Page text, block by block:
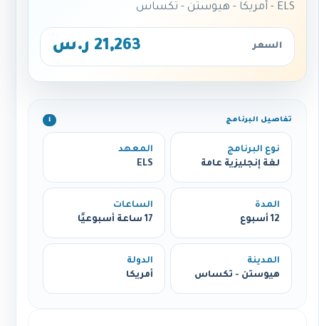
ELS - أمريكا - هيوستن - تكساس
السعر 21,263 ر.س
تفاصيل البرنامج ℹ️
نوع البرنامج
لغة إنجليزية عامة
المعهد
ELS
المدة
12 أسبوع
الساعات
17 ساعة أسبوعيًا
المدينة
هيوستن - تكساس
الدولة
أمريكا